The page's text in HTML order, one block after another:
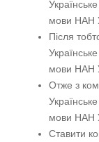
мови НАН
Після
мови НАН
Отже з
мови НАН
Ставити